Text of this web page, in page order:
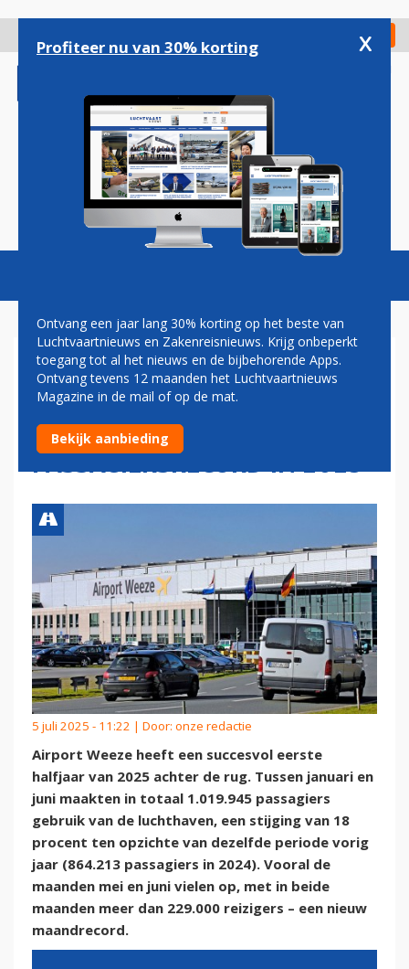
gaan
Check in
Magazine Podcasts Vacatures
AIRPORT WEEZE BELEEFT
STERK EERSTE HALFJAAR EN
VERWACHT NIEUW
PASSAGIERSRECORD IN 2025
5 juli 2025 - 11:22 | Door: onze redactie
Airport Weeze heeft een succesvol eerste
halfjaar van 2025 achter de rug. Tussen januari en
juni maakten in totaal 1.019.945 passagiers
gebruik van de luchthaven, een stijging van 18
procent ten opzichte van dezelfde periode vorig
jaar (864.213 passagiers in 2024). Vooral de
maanden mei en juni vielen op, met in beide
maanden meer dan 229.000 reizigers – een nieuw
maandrecord.
Profiteer nu van 30% korting x
Ontvang een jaar lang 30% korting op het beste van
Luchtvaartnieuws en Zakenreisnieuws. Krijg onbeperkt
toegang tot al het nieuws en de bijbehorende Apps.
Ontvang tevens 12 maanden het Luchtvaartnieuws
Magazine in de mail of op de mat.
Bekijk aanbieding